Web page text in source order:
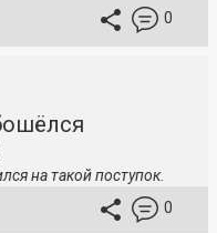
0
на такой поступок.
0